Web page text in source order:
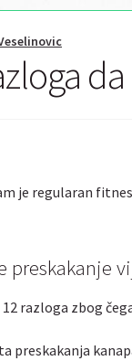
je regularan
preskakanje
razloga zbog
preskakanja